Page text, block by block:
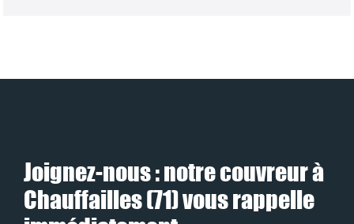
Joignez-nous : notre couvreur à
Chauffailles (71) vous rappelle